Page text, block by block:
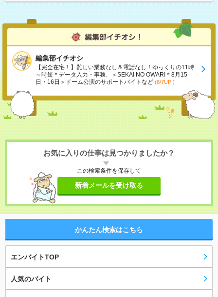
編集部イチオシ
【完全在宅！】難しい業務なし＆電話なし！ゆっくりの11時
～時短＊データ入力・事務、＜SEKAI NO OWARI＊8月15
日・16日＞ドーム公演のサポートバイトなど (8/7UP!)
お気に入りの仕事は見つかりましたか？
この検索条件を保存して
新着メールを受け取る
かんたん検索はこちら
エンバイトTOP
人気のバイト